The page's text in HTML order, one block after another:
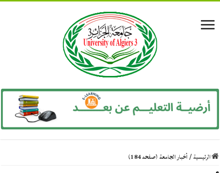
الرئيسية/أخبار الجامعة (صفحه 184)